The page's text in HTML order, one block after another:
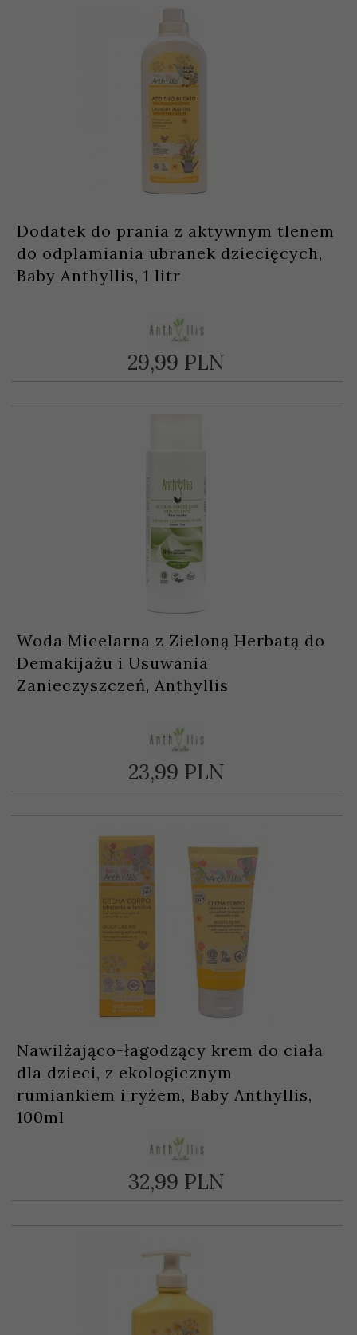
Dodatek do prania z aktywnym tlenem
do odplamiania ubranek dziecięcych,
Baby Anthyllis, 1 litr
29,99 PLN
Woda Micelarna z Zieloną Herbatą do
Demakijażu i Usuwania
Zanieczyszczeń, Anthyllis
23,99 PLN
Nawilżająco-łagodzący krem do ciała
dla dzieci, z ekologicznym
rumiankiem i ryżem, Baby Anthyllis,
100ml
32,99 PLN